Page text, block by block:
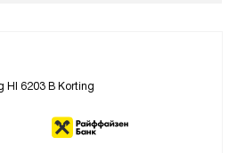
HI 6203 B Korting